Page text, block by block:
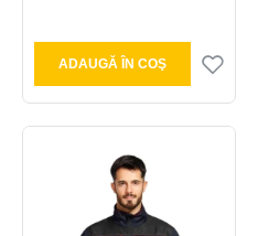
ADAUGĂ ÎN COŞ